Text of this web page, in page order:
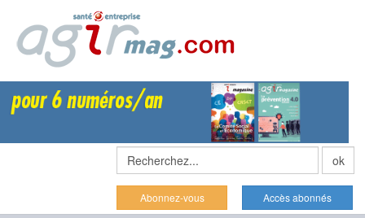
Abonnez-vous Accès abonnés